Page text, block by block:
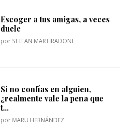
Escoger a tus amigas, a veces
duele
por STEFAN MARTIRADONI
Si no confías en alguien,
¿realmente vale la pena que
t...
por MARU HERNÁNDEZ